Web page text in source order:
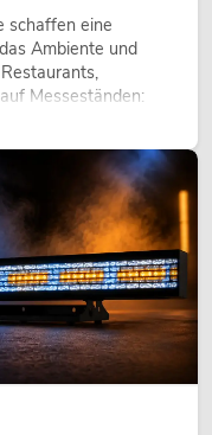
schaffen eine
Ambiente und
Messeständen:
längst zum